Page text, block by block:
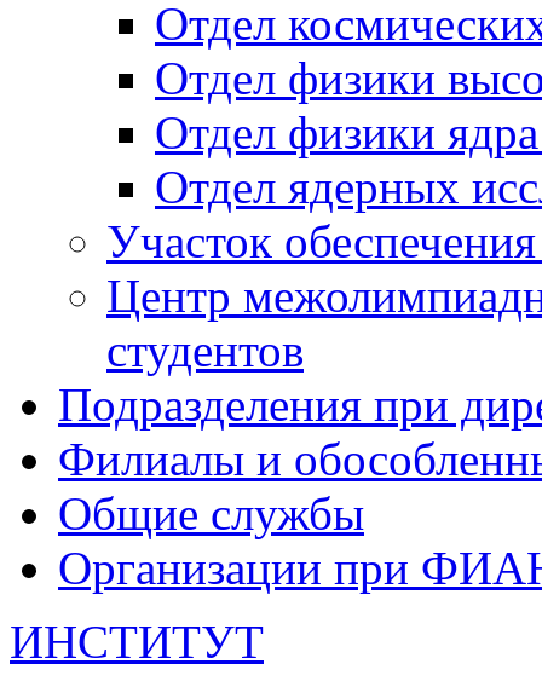
Отдел
Отдел физики
Отдел физики
Отдел ядерных
Участок
Центр
студентов
Подразделения при
Филиалы и
Общие службы
Организации при
ИНСТИТУТ